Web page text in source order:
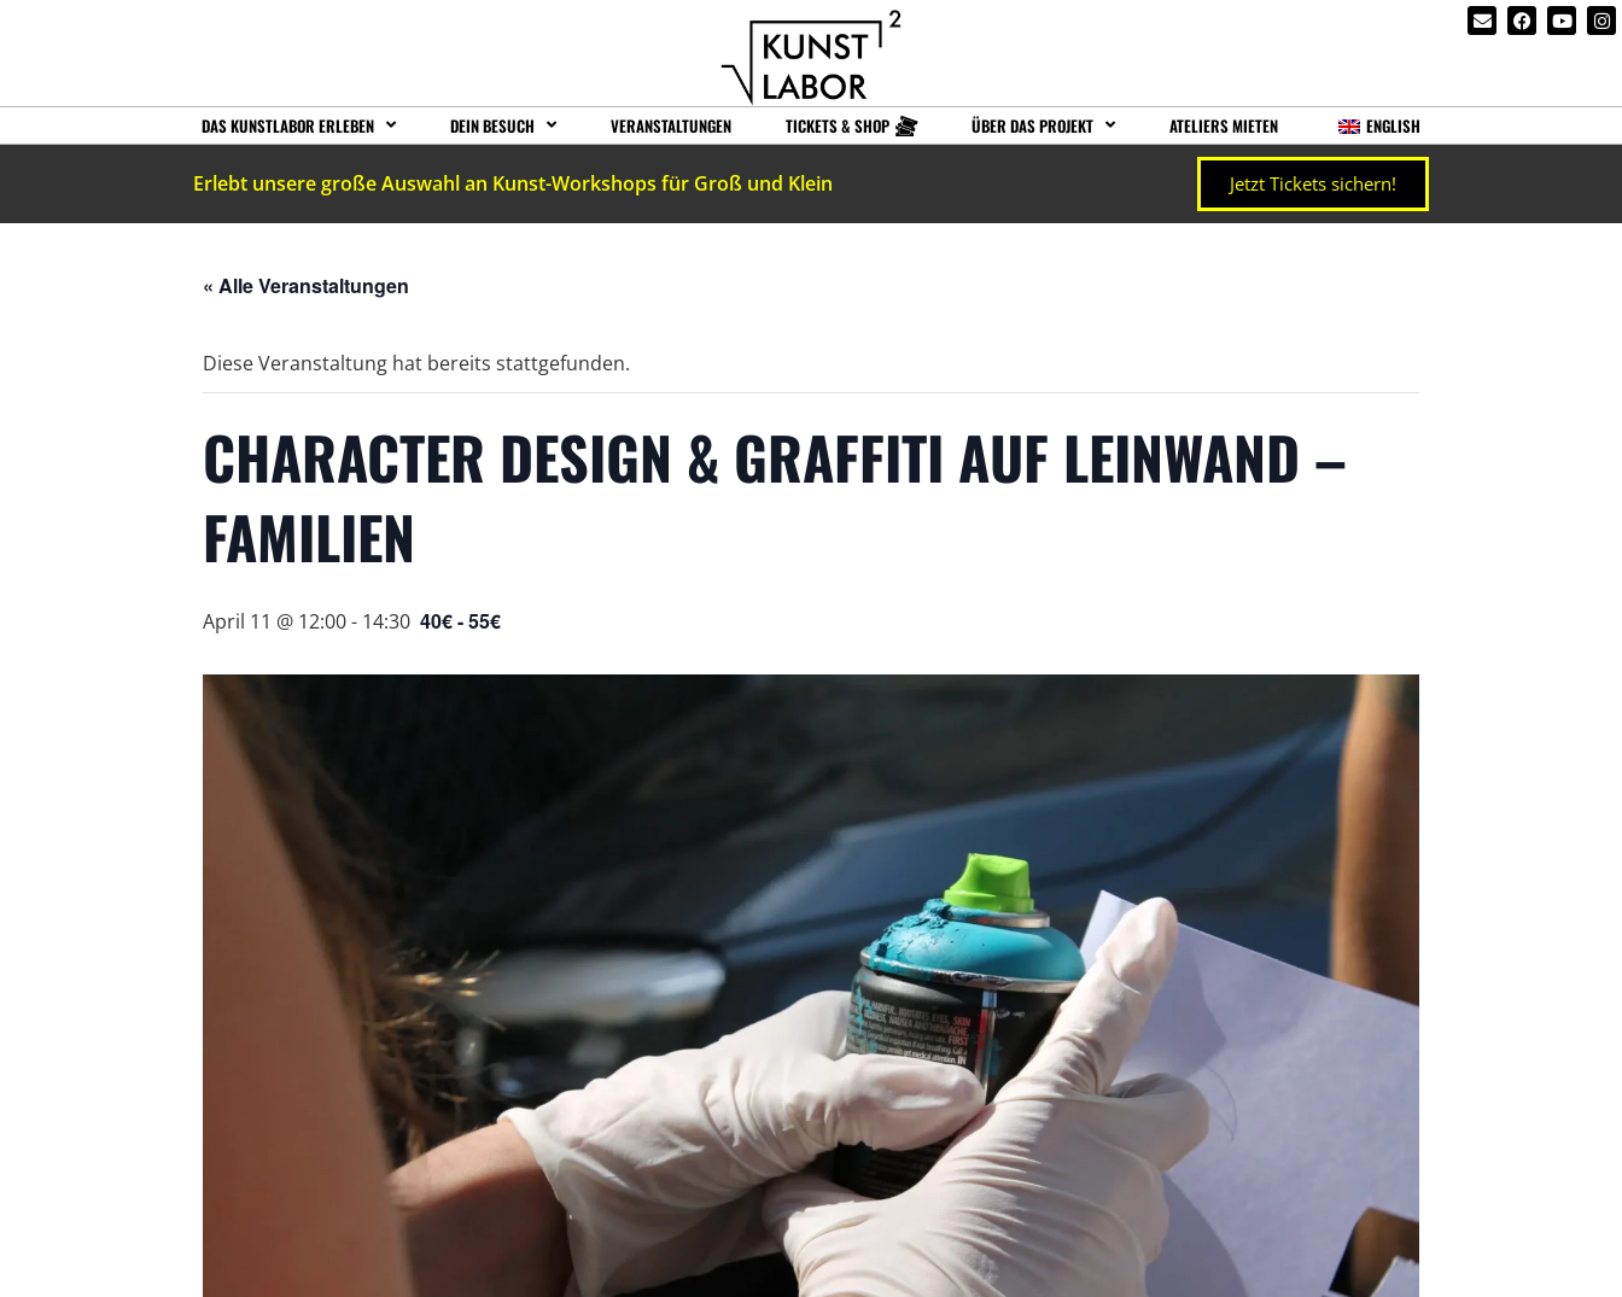
DAS KUNSTLABOR ERLEBEN DEIN BESUCH VERANSTALTUNGEN TICKETS & SHOP ÜBER DAS PROJEKT ATELIERS MIETEN ENGLISH
Erlebt unsere große Auswahl an Kunst-Workshops für Groß und Klein Jetzt Tickets sichern!
« Alle Veranstaltungen
Diese Veranstaltung hat bereits stattgefunden.
CHARACTER DESIGN & GRAFFITI AUF LEINWAND –
FAMILIEN
April 11 @ 12:00- 14:30 40€ - 55€